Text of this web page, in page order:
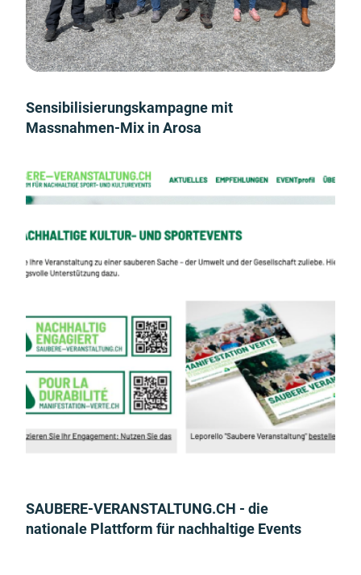
Sensibilisierungskampagne mit
Massnahmen-Mix in Arosa
SAUBERE-VERANSTALTUNG.CH - die
nationale Plattform für nachhaltige Events